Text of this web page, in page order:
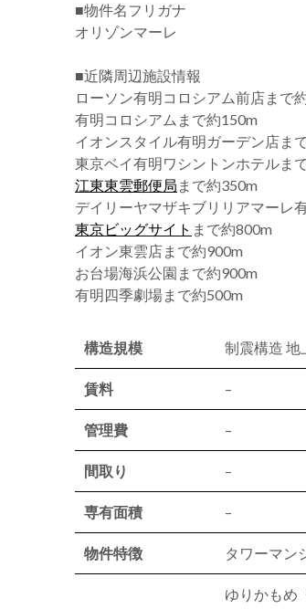
■物件名フリガナ
オリゾンマーレ
■近隣周辺施設情報
ローソン有明コロシアム前店まで
有明コロシアムまで約150m
イオンスタイル有明ガーデン店ま
東京ベイ有明ワシントンホテルま
江東東雲郵便局 まで約350m
デイリーヤマザキブリリアマーレ
東京ビッグサイト まで約800m
イオン東雲店まで約900m
お台場海浜公園まで約900m
有明四季劇場まで約500m
構造規模 制震構造 地
賃料 –
管理費 –
間取り –
専有面積 –
物件特徴 タワーマン
ゆりかもめ